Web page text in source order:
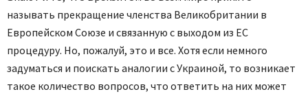
называть прекращение членства Великобритании в
Европейском Союзе и связанную с выходом из ЕС
процедуру. Но, пожалуй, это и все. Хотя если немного
задуматься и поискать аналогии с Украиной, то возникает
такое количество вопросов, что ответить на них может